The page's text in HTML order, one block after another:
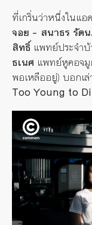
ที่เกริ่นว่าหนึ่งในแ
จอย – สนาธร รั
สิทธิ์แพทย์ประจำบ้
ธเนศ แพทย์หูคอจ
พอเหลืออยู่) บอกเ
Too Young to